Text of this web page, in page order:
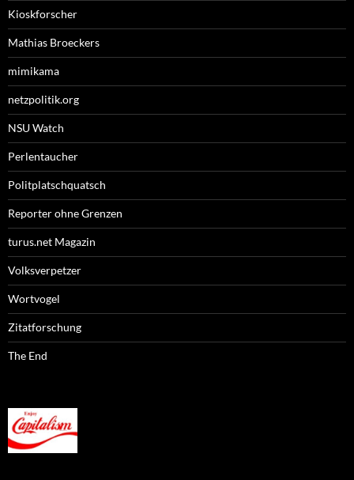
Kioskforscher
Mathias Broeckers
mimikama
netzpolitik.org
NSU Watch
Perlentaucher
Politplatschquatsch
Reporter ohne Grenzen
turus.net Magazin
Volksverpetzer
Wortvogel
Zitatforschung
The End